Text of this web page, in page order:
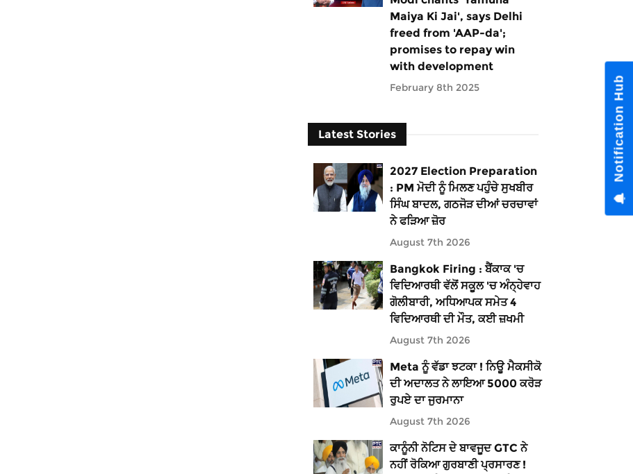
Maiya Ki Jai', says Delhi
freed from 'AAP-da';
promises to repay win
with development
February 8th 2025
Latest Stories
2027 Election Preparation
: PM ਮੋਦੀ ਨੂੰ ਮਿਲਣ ਪਹੁੰਚੇ ਸੁਖਬੀਰ
ਸਿੰਘ ਬਾਦਲ, ਗਠਜੋੜ ਦੀਆਂ ਚਰਚਾਵਾਂ
ਨੇ ਫੜਿਆ ਜ਼ੋਰ
August 7th 2026
Bangkok Firing : ਬੈਂਕਾਕ 'ਚ
ਵਿਦਿਆਰਥੀ ਵੱਲੋਂ ਸਕੂਲ 'ਚ ਅੰਨ੍ਹੇਵਾਹ
ਗੋਲੀਬਾਰੀ, ਅਧਿਆਪਕ ਸਮੇਤ 4
ਵਿਦਿਆਰਥੀ ਦੀ ਮੌਤ, ਕਈ ਜ਼ਖਮੀ
August 7th 2026
Meta ਨੂੰ ਵੱਡਾ ਝਟਕਾ ! ਨਿਊ ਮੈਕਸੀਕੋ
ਦੀ ਅਦਾਲਤ ਨੇ ਲਾਇਆ 5000 ਕਰੋੜ
ਰੁਪਏ ਦਾ ਜੁਰਮਾਨਾ
August 7th 2026
ਕਾਨੂੰਨੀ ਨੋਟਿਸ ਦੇ ਬਾਵਜੂਦ GTC ਨੇ
ਨਹੀਂ ਰੋਕਿਆ ਗੁਰਬਾਣੀ ਪ੍ਰਸਾਰਣ !